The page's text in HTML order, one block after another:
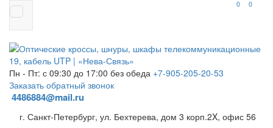
0 0
Пн - Пт: с 09:30 до 17:00 без обеда +7-905-205-20-53
Заказать обратный звонок
4486884@mail.ru
г. Санкт-Петербург, ул. Бехтерева, дом 3 корп.2X, офис 56